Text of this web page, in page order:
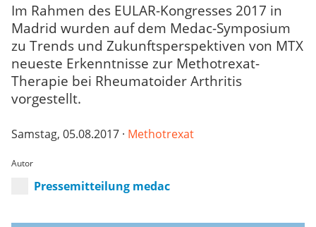
Im Rahmen des EULAR-Kongresses 2017 in
Madrid wurden auf dem Medac-Symposium
zu Trends und Zukunftsperspektiven von MTX
neueste Erkenntnisse zur Methotrexat-
Therapie bei Rheumatoider Arthritis
vorgestellt.
Samstag, 05.08.2017 · Methotrexat
Autor
Pressemitteilung medac